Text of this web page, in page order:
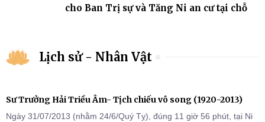
cho Ban Trị sự và Tăng Ni an cư tại chỗ
Lịch sử - Nhân Vật
Sư Trưởng Hải Triều Âm- Tịch chiếu vô song (1920-2013)
Ngày 31/07/2013 (nhằm 24/6/Quý Tỵ), đúng 11 giờ 56 phút, tại Ni